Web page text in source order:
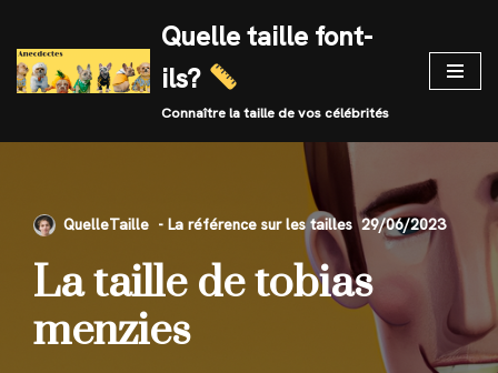
Skip
to
Quelle taille font-
ils?
Connaître la taille de vos célébrités
QuelleTaille 29/06/2023
La taille de tobias
menzies